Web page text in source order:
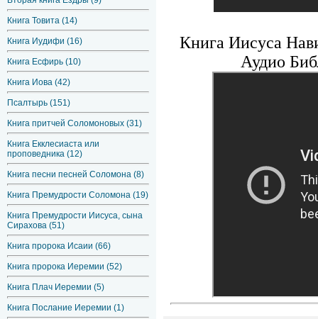
Книга Товита (14)
Книга Иудифи (16)
Книга Есфирь (10)
Книга Иова (42)
Псалтырь (151)
Книга притчей Соломоновых (31)
Книга Екклесиаста или
проповедника (12)
Книга песни песней Соломона (8)
Книга Премудрости Соломона (19)
Книга Премудрости Иисуса, сына
Сирахова (51)
Книга пророка Исаии (66)
Книга пророка Иеремии (52)
Книга Плач Иеремии (5)
Книга Послание Иеремии (1)
Книга Иисуса
Аудио